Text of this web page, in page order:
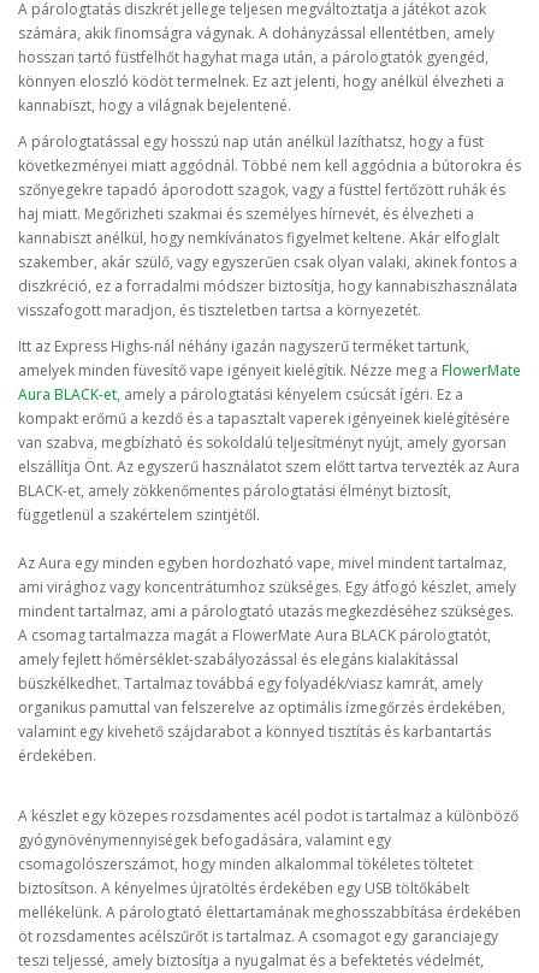
A párologtatás diszkrét jellege teljesen megváltoztatja a játékot azok
számára, akik finomságra vágynak. A dohányzással ellentétben, amely
hosszan tartó füstfelhőt hagyhat maga után, a párologtatók gyengéd,
könnyen eloszló ködöt termelnek. Ez azt jelenti, hogy anélkül élvezheti a
kannabiszt, hogy a világnak bejelentené.
A párologtatással egy hosszú nap után anélkül lazíthatsz, hogy a füst
következményei miatt aggódnál. Többé nem kell aggódnia a bútorokra és
szőnyegekre tapadó áporodott szagok, vagy a füsttel fertőzött ruhák és
haj miatt. Megőrizheti szakmai és személyes hírnevét, és élvezheti a
kannabiszt anélkül, hogy nemkívánatos figyelmet keltene. Akár elfoglalt
szakember, akár szülő, vagy egyszerűen csak olyan valaki, akinek fontos a
diszkréció, ez a forradalmi módszer biztosítja, hogy kannabiszhasználata
visszafogott maradjon, és tiszteletben tartsa a környezetét.
Itt az Express Highs-nál néhány igazán nagyszerű terméket tartunk,
amelyek minden füvesítő vape igényeit kielégítik. Nézze meg a FlowerMate
Aura BLACK-et, amely a párologtatási kényelem csúcsát ígéri. Ez a
kompakt erőmű a kezdő és a tapasztalt vaperek igényeinek kielégítésére
van szabva, megbízható és sokoldalú teljesítményt nyújt, amely gyorsan
elszállítja Önt. Az egyszerű használatot szem előtt tartva tervezték az Aura
BLACK-et, amely zökkenőmentes párologtatási élményt biztosít,
függetlenül a szakértelem szintjétől.
Az Aura egy minden egyben hordozható vape, mivel mindent tartalmaz,
ami virághoz vagy koncentrátumhoz szükséges. Egy átfogó készlet, amely
mindent tartalmaz, ami a párologtató utazás megkezdéséhez szükséges.
A csomag tartalmazza magát a FlowerMate Aura BLACK párologtatót,
amely fejlett hőmérséklet-szabályozással és elegáns kialakítással
büszkélkedhet. Tartalmaz továbbá egy folyadék/viasz kamrát, amely
organikus pamuttal van felszerelve az optimális ízmegőrzés érdekében,
valamint egy kivehető szájdarabot a könnyed tisztítás és karbantartás
érdekében.
A készlet egy közepes rozsdamentes acél podot is tartalmaz a különböző
gyógynövénymennyiségek befogadására, valamint egy
csomagolószerszámot, hogy minden alkalommal tökéletes töltetet
biztosítson. A kényelmes újratöltés érdekében egy USB töltőkábelt
mellékelünk. A párologtató élettartamának meghosszabbítása érdekében
öt rozsdamentes acélszűrőt is tartalmaz. A csomagot egy garanciajegy
teszi teljessé, amely biztosítja a nyugalmat és a befektetés védelmét,